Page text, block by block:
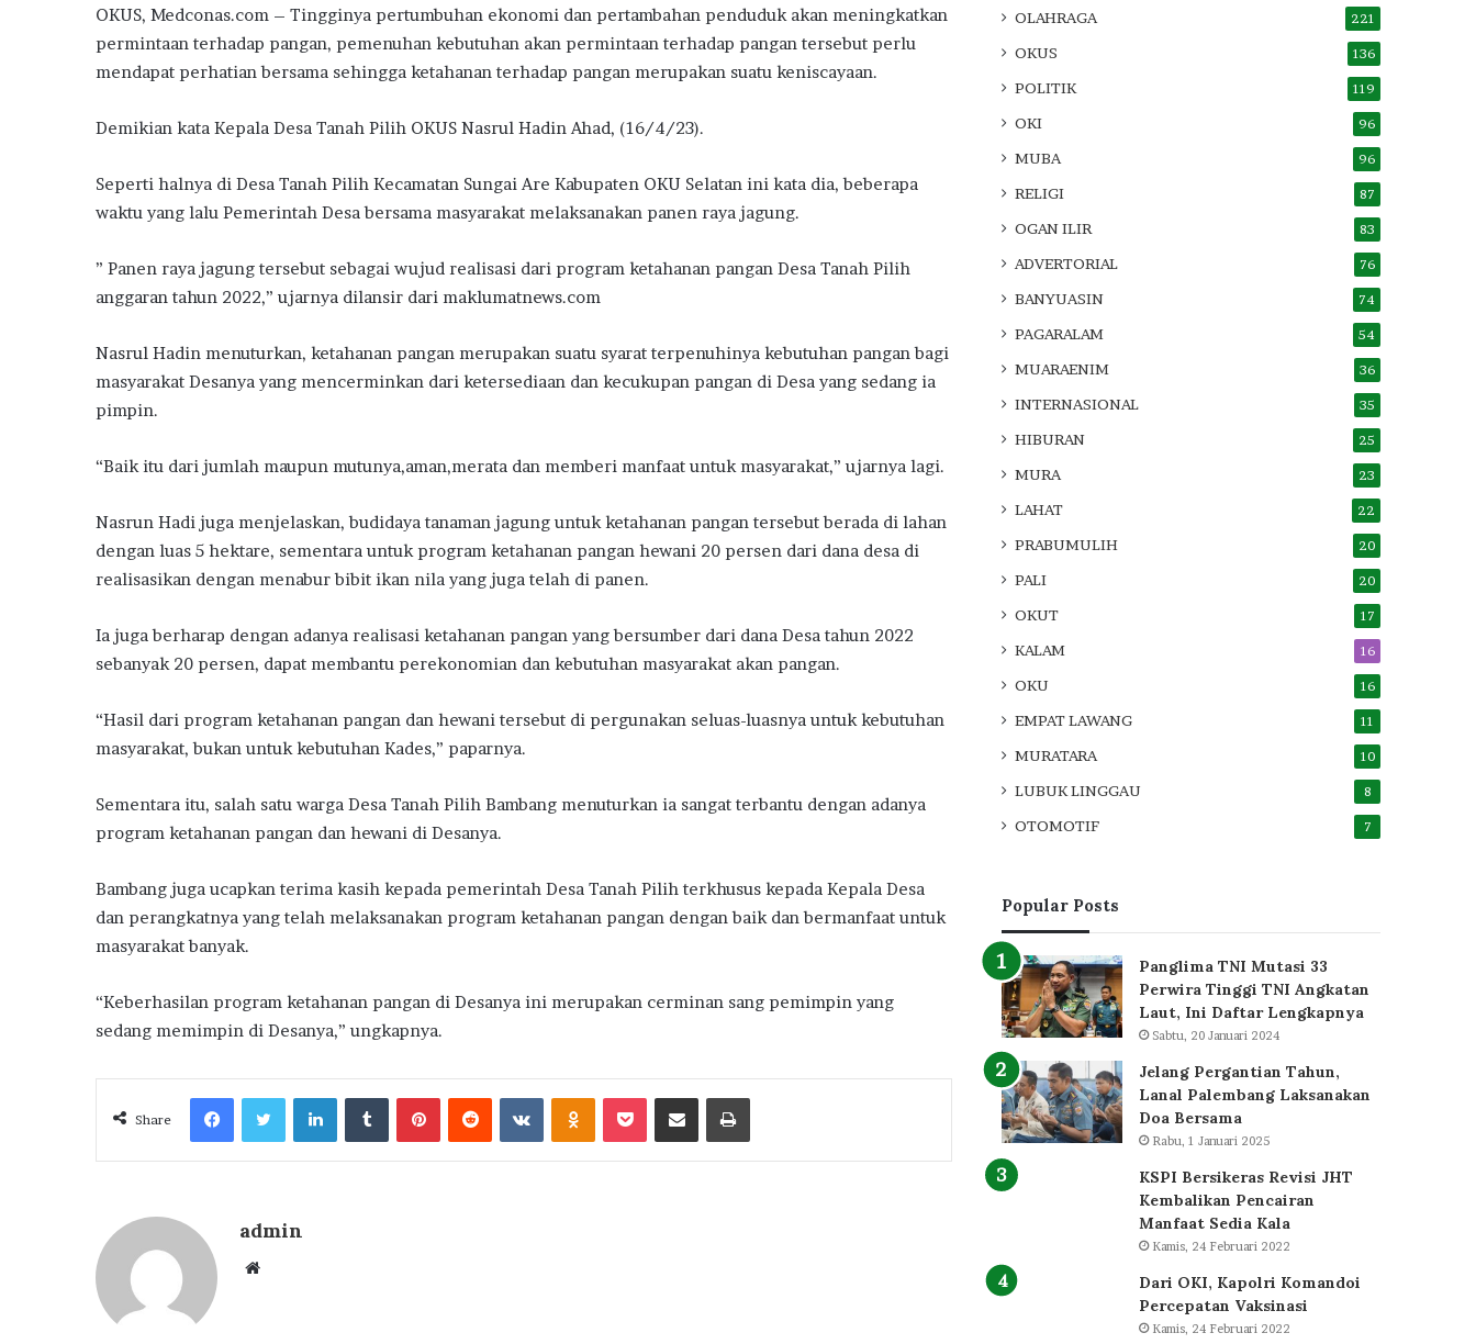
OKUS, Medconas.com – Tingginya pertumbuhan ekonomi dan pertambahan penduduk akan meningkatkan
permintaan terhadap pangan, pemenuhan kebutuhan akan permintaan terhadap pangan tersebut perlu
mendapat perhatian bersama sehingga ketahanan terhadap pangan merupakan suatu keniscayaan.
Demikian kata Kepala Desa Tanah Pilih OKUS Nasrul Hadin Ahad, (16/4/23).
Seperti halnya di Desa Tanah Pilih Kecamatan Sungai Are Kabupaten OKU Selatan ini kata dia, beberapa
waktu yang lalu Pemerintah Desa bersama masyarakat melaksanakan panen raya jagung.
” Panen raya jagung tersebut sebagai wujud realisasi dari program ketahanan pangan Desa Tanah Pilih
anggaran tahun 2022,” ujarnya dilansir dari maklumatnews.com
Nasrul Hadin menuturkan, ketahanan pangan merupakan suatu syarat terpenuhinya kebutuhan pangan bagi
masyarakat Desanya yang mencerminkan dari ketersediaan dan kecukupan pangan di Desa yang sedang ia
pimpin.
“Baik itu dari jumlah maupun mutunya,aman,merata dan memberi manfaat untuk masyarakat,” ujarnya lagi.
Nasrun Hadi juga menjelaskan, budidaya tanaman jagung untuk ketahanan pangan tersebut berada di lahan
dengan luas 5 hektare, sementara untuk program ketahanan pangan hewani 20 persen dari dana desa di
realisasikan dengan menabur bibit ikan nila yang juga telah di panen.
Ia juga berharap dengan adanya realisasi ketahanan pangan yang bersumber dari dana Desa tahun 2022
sebanyak 20 persen, dapat membantu perekonomian dan kebutuhan masyarakat akan pangan.
“Hasil dari program ketahanan pangan dan hewani tersebut di pergunakan seluas-luasnya untuk kebutuhan
masyarakat, bukan untuk kebutuhan Kades,” paparnya.
Sementara itu, salah satu warga Desa Tanah Pilih Bambang menuturkan ia sangat terbantu dengan adanya
program ketahanan pangan dan hewani di Desanya.
Bambang juga ucapkan terima kasih kepada pemerintah Desa Tanah Pilih terkhusus kepada Kepala Desa
dan perangkatnya yang telah melaksanakan program ketahanan pangan dengan baik dan bermanfaat untuk
masyarakat banyak.
“Keberhasilan program ketahanan pangan di Desanya ini merupakan cerminan sang pemimpin yang
sedang memimpin di Desanya,” ungkapnya.
Share
FacebookTwitterLinkedInTumblrPinterestReddit VKontakteOdnoklassniki
Pocket Share via Email Print
admin
Website
OLAHRAGA 221
OKUS 136
POLITIK 119
OKI 96
MUBA 96
RELIGI 87
OGAN ILIR 83
ADVERTORIAL 76
BANYUASIN 74
PAGARALAM 54
MUARAENIM 36
INTERNASIONAL 35
HIBURAN 25
MURA 23
LAHAT 22
PRABUMULIH 20
PALI 20
OKUT 17
KALAM 16
OKU 16
EMPAT LAWANG 11
MURATARA 10
LUBUK LINGGAU 8
OTOMOTIF 7
Popular Posts
Panglima TNI Mutasi 33
Perwira Tinggi TNI Angkatan
Laut, Ini Daftar Lengkapnya
Sabtu, 20 Januari 2024
Jelang Pergantian Tahun,
Lanal Palembang Laksanakan
Doa Bersama
Rabu, 1 Januari 2025
KSPI Bersikeras Revisi JHT
Kembalikan Pencairan
Manfaat Sedia Kala
Kamis, 24 Februari 2022
Dari OKI, Kapolri Komandoi
Percepatan Vaksinasi
Kamis, 24 Februari 2022